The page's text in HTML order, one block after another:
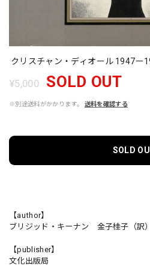
クリスチャン・ディオール 1947ー
¥5,000 SOLD OUT
※別途送料がかかります。 送料を確認する
SOLD
【author】
ブリジッド・キーナン 金子桂子（訳）
【publisher】
文化出版局